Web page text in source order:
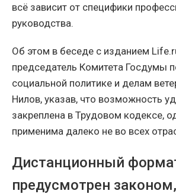
всё зависит от специфики
руководства.
Об этом в беседе с изданием
председатель Комитета Госдумы
социальной политике и делам
Нилов, указав, что возможность
закреплена в Трудовом кодексе,
применима далеко не во всех
Дистанционный
предусмотрен